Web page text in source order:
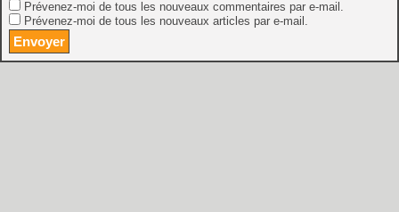
Prévenez-moi de tous les nouveaux commentaires par e-mail.
Prévenez-moi de tous les nouveaux articles par e-mail.